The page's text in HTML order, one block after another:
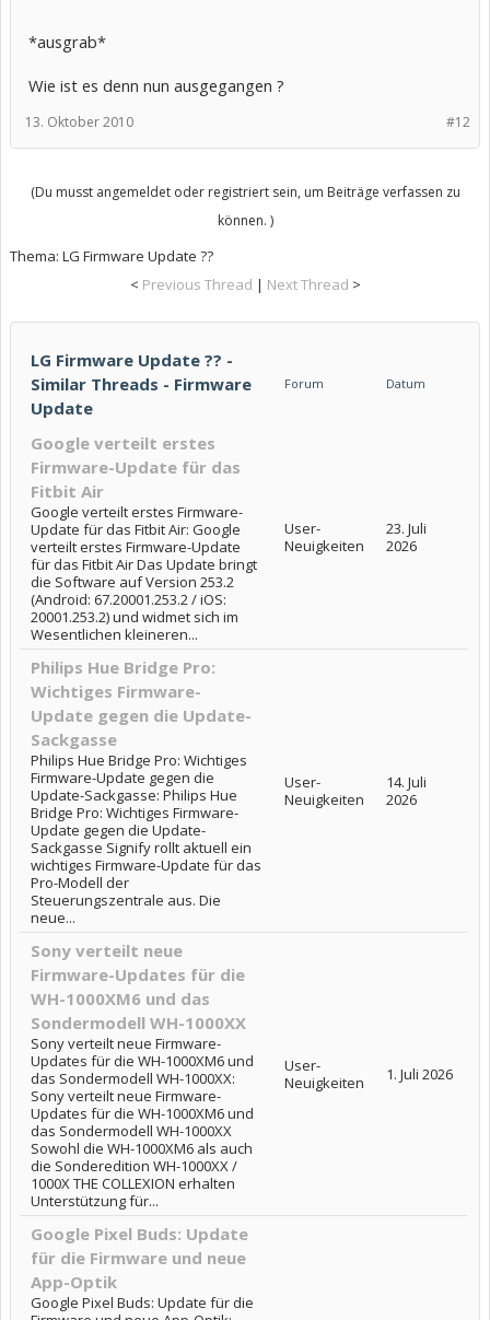
*ausgrab*
Wie ist es denn nun ausgegangen ?
#12
13. Oktober 2010
(Du musst angemeldet oder registriert sein, um Beiträge verfassen zu
können. )
Thema: LG Firmware Update ??
< Previous Thread | Next Thread >
LG Firmware Update ?? -
Similar Threads - Firmware
Update
Forum Datum
Google verteilt erstes
Firmware-Update für das
Fitbit Air
Google verteilt erstes Firmware-
Update für das Fitbit Air: Google
verteilt erstes Firmware-Update
für das Fitbit Air Das Update bringt
die Software auf Version 253.2
(Android: 67.20001.253.2 / iOS:
20001.253.2) und widmet sich im
Wesentlichen kleineren...
User-
Neuigkeiten
23. Juli
2026
Philips Hue Bridge Pro:
Wichtiges Firmware-
Update gegen die Update-
Sackgasse
Philips Hue Bridge Pro: Wichtiges
Firmware-Update gegen die
Update-Sackgasse: Philips Hue
Bridge Pro: Wichtiges Firmware-
Update gegen die Update-
Sackgasse Signify rollt aktuell ein
wichtiges Firmware-Update für das
Pro-Modell der
Steuerungszentrale aus. Die
neue...
User-
Neuigkeiten
14. Juli
2026
Sony verteilt neue
Firmware-Updates für die
WH-1000XM6 und das
Sondermodell WH-1000XX
Sony verteilt neue Firmware-
Updates für die WH-1000XM6 und
das Sondermodell WH-1000XX:
Sony verteilt neue Firmware-
Updates für die WH-1000XM6 und
das Sondermodell WH-1000XX
Sowohl die WH-1000XM6 als auch
die Sonderedition WH-1000XX /
1000X THE COLLEXION erhalten
Unterstützung für...
User-
Neuigkeiten
1. Juli 2026
Google Pixel Buds: Update
für die Firmware und neue
App-Optik
Google Pixel Buds: Update für die